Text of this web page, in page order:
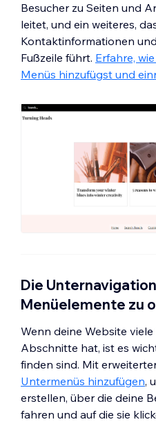
Besucher zu Seiten und
leitet, und ein weiteres,
Kontaktinformationen
Fußzeile führt. Erfahre,
Menüs hinzufügst und
Die
Menüelemente zu
Wenn deine Website
Abschnitte hat, ist es
finden sind. Mit
Untermenüs hinzufügen,
erstellen, über die deine
fahren und auf die sie